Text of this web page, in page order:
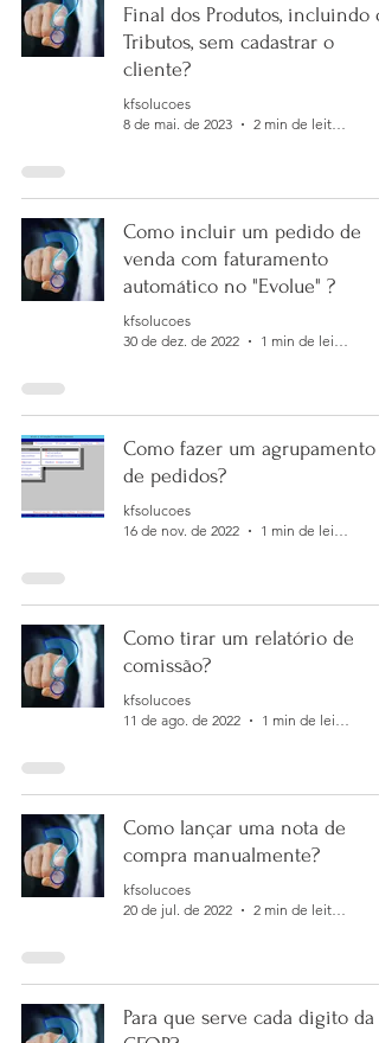
Final dos Produtos, incluindo
Tributos, sem cadastrar o
cliente?
kfsolucoes
8 de mai. de 2023
2 min de leitura
Como incluir um pedido de
venda com faturamento
automático no "Evolue" ?
kfsolucoes
30 de dez. de 2022
1 min de leitura
Como fazer um agrupamento
de pedidos?
kfsolucoes
16 de nov. de 2022
1 min de leitura
Como tirar um relatório de
comissão?
kfsolucoes
11 de ago. de 2022
1 min de leitura
Como lançar uma nota de
compra manualmente?
kfsolucoes
20 de jul. de 2022
2 min de leitura
Para que serve cada digito da